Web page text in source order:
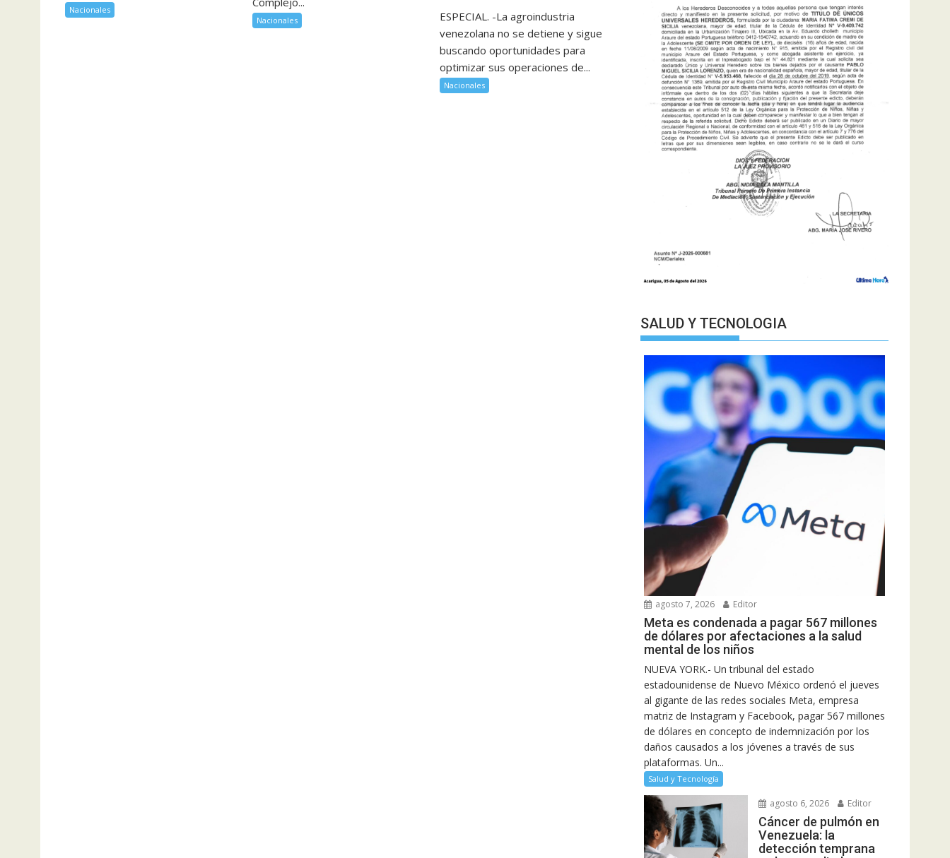
Nacionales
Nacionales
ESPECIAL. -La agroindustria
venezolana no se detiene y sigue
buscando oportunidades para
optimizar sus operaciones de...
Nacionales
SALUD Y TECNOLOGIA
agosto 7, 2026 Editor
Meta es condenada a pagar 567 millones
de dólares por afectaciones a la salud
mental de los niños
NUEVA YORK.- Un tribunal del estado
estadounidense de Nuevo México ordenó el jueves
al gigante de las redes sociales Meta, empresa
matriz de Instagram y Facebook, pagar 567 millones
de dólares en concepto de indemnización por los
daños causados a los jóvenes a través de sus
plataformas. Un...
Salud y Tecnología
agosto 6, 2026 Editor
Cáncer de pulmón en
Venezuela: la
detección temprana